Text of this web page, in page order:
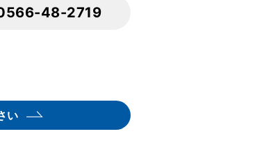
48-2719
い